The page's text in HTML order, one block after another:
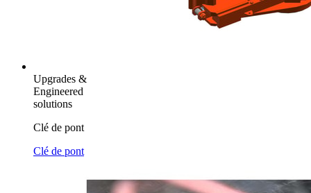
Upgrades &
Engineered
solutions
Clé de pont
Clé de pont